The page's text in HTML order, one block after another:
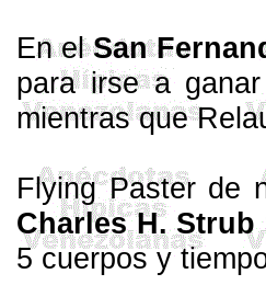
En elSan
para irse a
mientras que
Flying Pasterde
Charles H.Strub
5 cuerpos y